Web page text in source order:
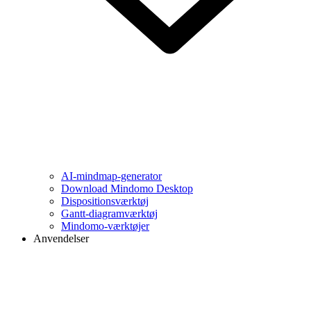
AI-mindmap-generator
Download Mindomo Desktop
Dispositionsværktøj
Gantt-diagramværktøj
Mindomo-værktøjer
Anvendelser